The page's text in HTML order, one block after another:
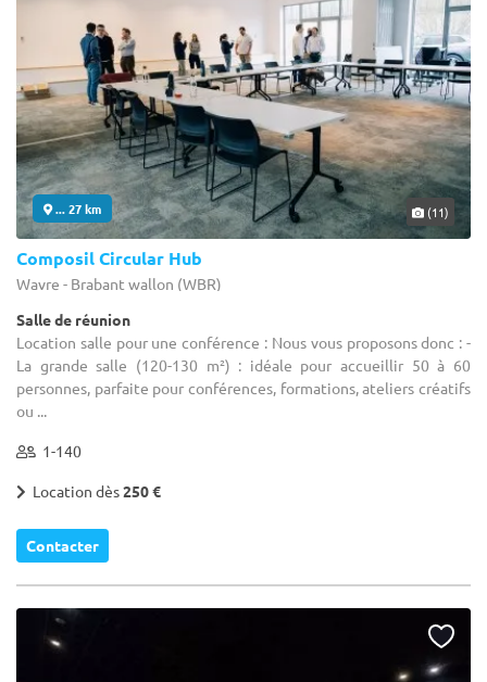
... 27 km (11)
Composil Circular Hub
Wavre - Brabant wallon (WBR)
Salle de réunion
Location salle pour une conférence : Nous vous proposons donc : -
La grande salle (120-130 m²) : idéale pour accueillir 50 à 60
personnes, parfaite pour conférences, formations, ateliers créatifs
ou ...
1-140
Location dès250 €
Contacter